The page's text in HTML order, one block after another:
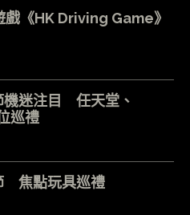
《HK Driving Game》
機迷注目 任天堂、
巡禮
焦點玩具巡禮